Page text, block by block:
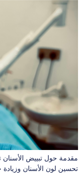
مقدمة حول تبييض الأسنان
تحسين لون الأسنان وزيادة